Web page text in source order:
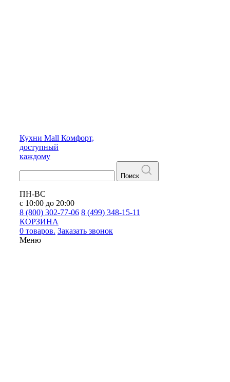
Кухни Mall Комфорт,
доступный
каждому
Поиск
ПН-ВС
с 10:00 до 20:00
8 (800) 302-77-06 8 (499) 348-15-11
КОРЗИНА
0 товаров. Заказать звонок
Меню